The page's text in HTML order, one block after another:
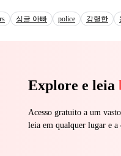
싱글 아빠 police 강렬한
Explore e leia
Acesso gratuito a um
leia em qualquer lugar e a